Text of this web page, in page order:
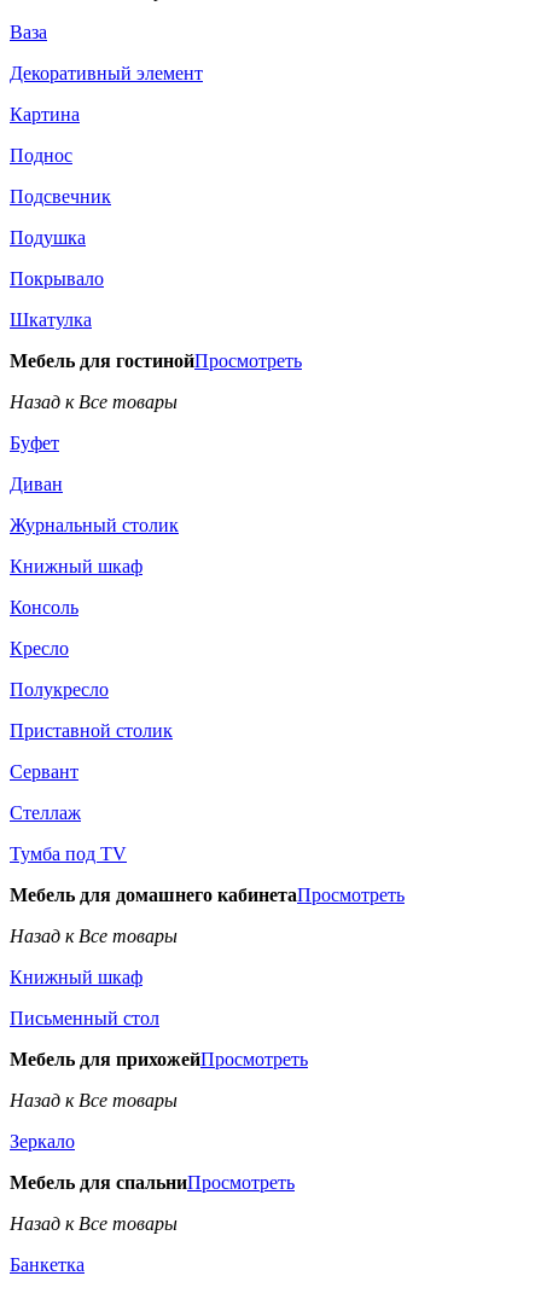
Ваза
Декоративный элемент
Картина
Поднос
Подсвечник
Подушка
Покрывало
Шкатулка
Мебель для гостинойПросмотреть
Назад к Все товары
Буфет
Диван
Журнальный столик
Книжный шкаф
Консоль
Кресло
Полукресло
Приставной столик
Сервант
Стеллаж
Тумба под TV
Мебель для домашнего кабинетаПросмотреть
Назад к Все товары
Книжный шкаф
Письменный стол
Мебель для прихожейПросмотреть
Назад к Все товары
Зеркало
Мебель для спальниПросмотреть
Назад к Все товары
Банкетка